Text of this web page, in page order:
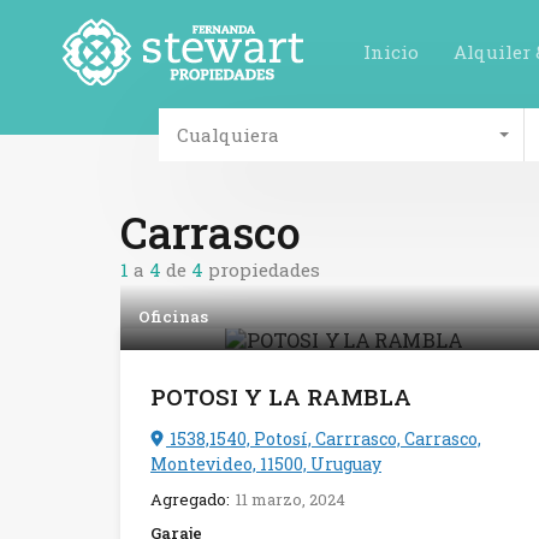
Inicio Alquiler
Cualquiera
Carrasco
1 a 4 de 4 propiedades
Oficinas
POTOSI Y LA RAMBLA
1538,1540, Potosí, Carrrasco, Carrasco,
Montevideo, 11500, Uruguay
Agregado: 11 marzo, 2024
Garaje